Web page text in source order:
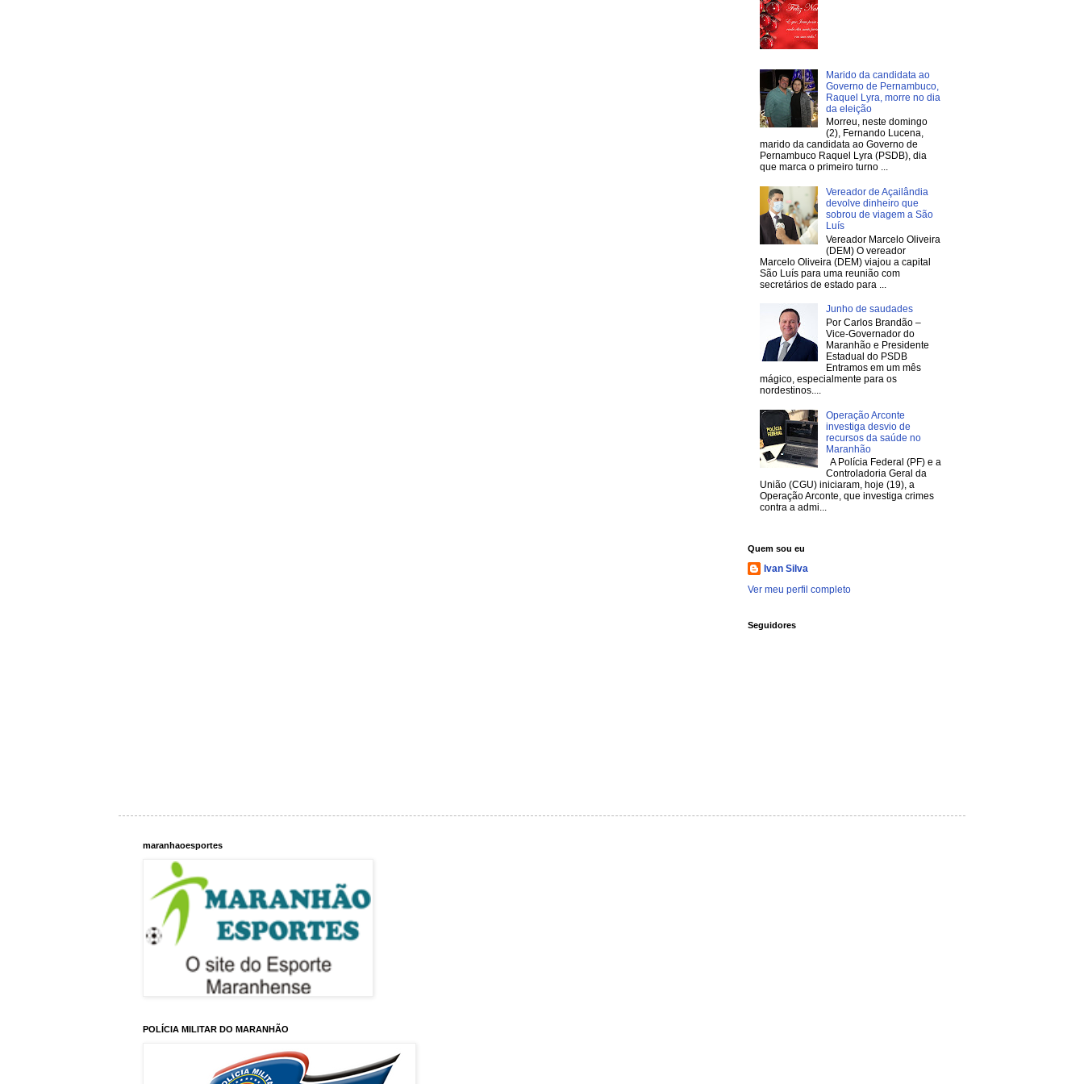
Marido da candidata ao
Governo de Pernambuco,
Raquel Lyra, morre no dia
da eleição
Morreu, neste domingo
(2), Fernando Lucena,
marido da candidata ao Governo de
Pernambuco Raquel Lyra (PSDB), dia
que marca o primeiro turno ...
Vereador de Açailândia
devolve dinheiro que
sobrou de viagem a São
Luís
Vereador Marcelo Oliveira
(DEM) O vereador
Marcelo Oliveira (DEM) viajou a capital
São Luís para uma reunião com
secretários de estado para ...
Junho de saudades
Por Carlos Brandão –
Vice-Governador do
Maranhão e Presidente
Estadual do PSDB
Entramos em um mês
mágico, especialmente para os
nordestinos....
Operação Arconte
investiga desvio de
recursos da saúde no
Maranhão
A Polícia Federal (PF) e a
Controladoria Geral da
União (CGU) iniciaram, hoje (19), a
Operação Arconte, que investiga crimes
contra a admi...
Quem sou eu
Ivan Silva
Ver meu perfil completo
Seguidores
maranhaoesportes
POLÍCIA MILITAR DO MARANHÃO